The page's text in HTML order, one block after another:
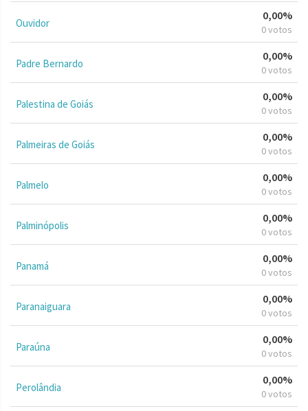
Ouvidor
0,00%
0 votos
Padre Bernardo
0,00%
0 votos
Palestina de Goiás
0,00%
0 votos
Palmeiras de Goiás
0,00%
0 votos
Palmelo
0,00%
0 votos
Palminópolis
0,00%
0 votos
Panamá
0,00%
0 votos
Paranaiguara
0,00%
0 votos
Paraúna
0,00%
0 votos
Perolândia
0,00%
0 votos